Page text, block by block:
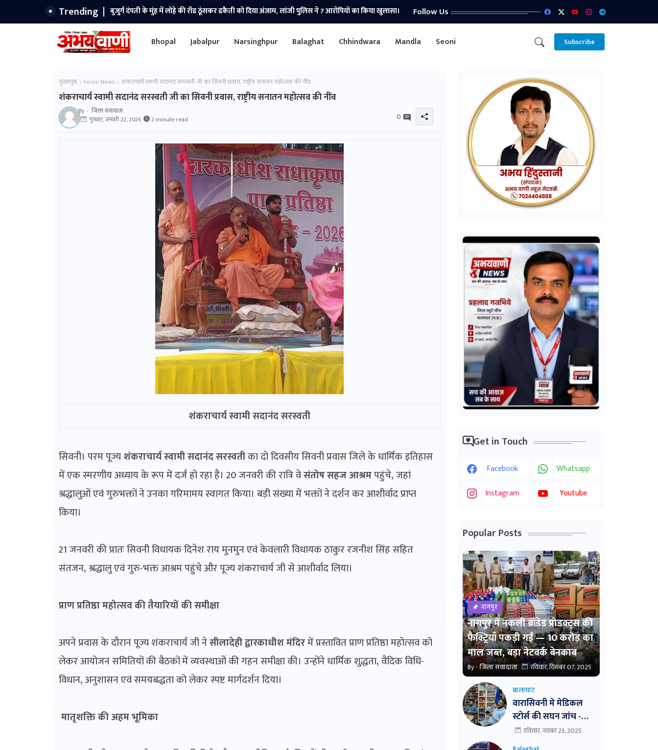
Trending
कलेक्टर कुमार सत्यम ने किया वारासिवनी तहसील न्यायालय का औचक निरीक्षणतीन माह से अधिक प्रकरण लंबित
नहीं रखने के दिए निर्देश।
Follow Us
Bhopal Jabalpur Narsinghpur Balaghat Chhindwara Mandla Seoni Subscribe
मुख्यपृष्ठ Seoni News शंकराचार्य स्वामी सदानंद सरस्वती जी का सिवनी प्रवास, राष्ट्रीय सनातन महोत्सव की नींव
शंकराचार्य स्वामी सदानंद सरस्वती जी का सिवनी प्रवास, राष्ट्रीय सनातन महोत्सव की नींव
By - जिला संवादाता
गुरुवार, जनवरी 22, 2026
2 minute read 0
शंकराचार्य स्वामी सदानंद सरस्वती
सिवनी। परम पूज्यशंकराचार्य स्वामी सदानंद सरस्वतीका दो दिवसीय सिवनी प्रवास जिले के धार्मिक इतिहास
में एक स्मरणीय अध्याय के रूप में दर्ज हो रहा है। 20 जनवरी की रात्रि वेसंतोष सहज आश्रमपहुंचे, जहां
श्रद्धालुओं एवं गुरुभक्तों ने उनका गरिमामय स्वागत किया। बड़ी संख्या में भक्तों ने दर्शन कर आशीर्वाद प्राप्त
किया।
21 जनवरी की प्रातः सिवनी विधायक दिनेश राय मुनमुन एवं केवलारी विधायक ठाकुर रजनीश सिंह सहित
संतजन, श्रद्धालु एवं गुरु-भक्त आश्रम पहुंचे और पूज्य शंकराचार्य जी से आशीर्वाद लिया।
प्राण प्रतिष्ठा महोत्सव की तैयारियों की समीक्षा
अपने प्रवास के दौरान पूज्य शंकराचार्य जी नेसीलादेही द्वारकाधीश मंदिरमें प्रस्तावित प्राण प्रतिष्ठा महोत्सव को
लेकर आयोजन समितियों की बैठकों में व्यवस्थाओं की गहन समीक्षा की। उन्होंने धार्मिक शुद्धता, वैदिक विधि-
विधान, अनुशासन एवं समयबद्धता को लेकर स्पष्ट मार्गदर्शन दिया।
मातृशक्ति की अहम भूमिका
Get in Touch
Facebook
Whatsapp
Instagram
Youtube
Popular Posts
नागपुर
नागपुर में नकली ब्रांडेड प्रोडक्ट्स की
फैक्ट्रियाँ पकड़ी गईं — 10 करोड़ का
माल जब्त, बड़ा नेटवर्क बेनकाब
By -जिला संवादाता रविवार, दिसंबर 07, 2025
बालाघाट
वारासिवनी मे मेडिकल
स्टोर्स की सघन जांच -
अमुल्य मेडिकल की बिक्री
बंद । तीन दवाईयो के नमुने
रविवार, नवंबर 23, 2025